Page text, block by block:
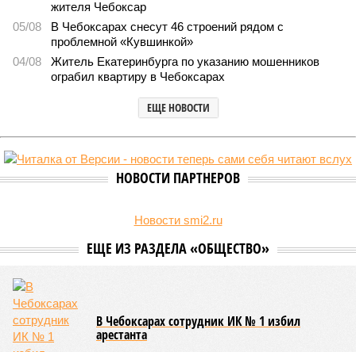
(фото: wikimedia commons/Ilsurikat)
В Чувашской Республике последовательно реализуются меры,
направленные на повышение статуса и институциональное
развитие национальной борьбы на поясах керешу.
дисциплины в качестве приоритетной, но также утвердили
ведомственных знаков отличия, закрепив
атрибутов на уровне правительства субъекта. Согласно
обнародованным материалам, введены удостоверения и
нагрудные знаки мастера спорта Чувашии международного
класса по керешу, а также мастера спорта Чувашии.